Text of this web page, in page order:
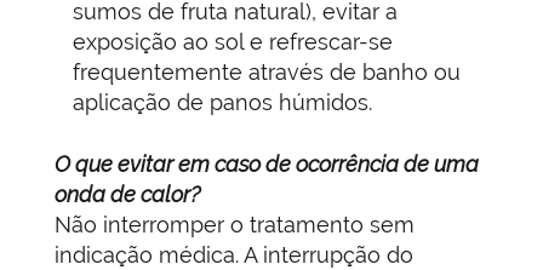
sumos de fruta natural), evitar a
exposição ao sol e refrescar-se
frequentemente através de banho ou
aplicação de panos húmidos.
O que evitar em caso de ocorrência de uma
onda de calor?
Não interromper o tratamento sem
indicação médica. A interrupção do